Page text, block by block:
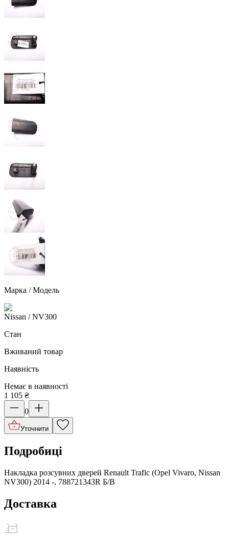
Марка / Модель
Nissan / NV300
Стан
Вживаний товар
Наявність
Немає в наявності
1 105 ₴
0
Уточнити
Подробиці
Накладка розсувних дверей Renault Trafic (Opel Vivaro, Nissan
NV300) 2014 -, 788721343R Б/В
Доставка